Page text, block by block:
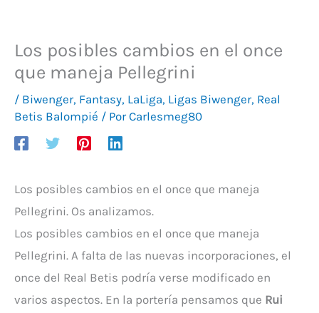
Los posibles cambios en el once
que maneja Pellegrini
/ Biwenger, Fantasy, LaLiga, Ligas Biwenger, Real
Betis Balompié / PorCarlesmeg80
Los posibles cambios en el once que maneja
Pellegrini. Os analizamos.
Los posibles cambios en el once que maneja
Pellegrini. A falta de las nuevas incorporaciones, el
once del Real Betis podría verse modificado en
varios aspectos. En la portería pensamos que Rui